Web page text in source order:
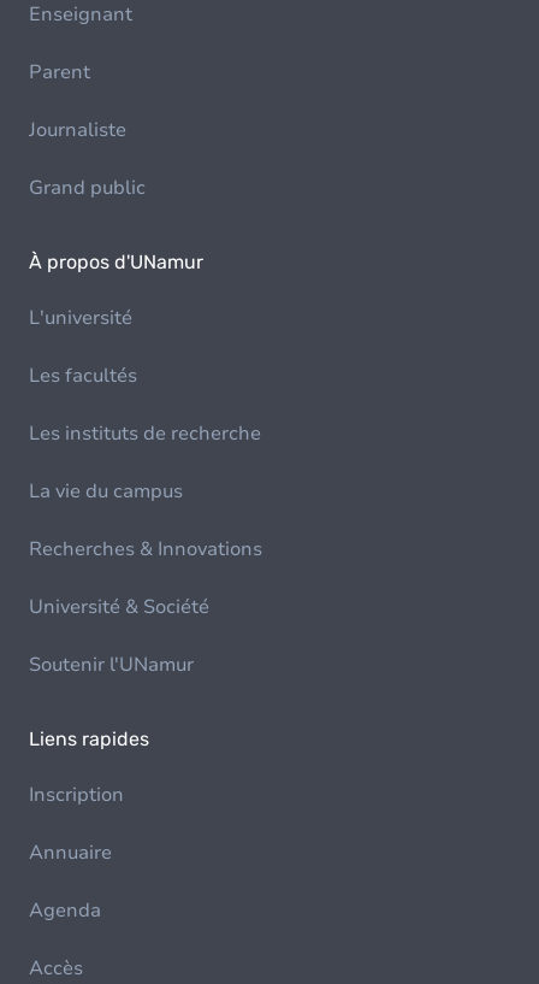
Enseignant
Parent
Journaliste
Grand public
À propos d'UNamur
L'université
Les facultés
Les instituts de recherche
La vie du campus
Recherches & Innovations
Université & Société
Soutenir l'UNamur
Liens rapides
Inscription
Annuaire
Agenda
Accès